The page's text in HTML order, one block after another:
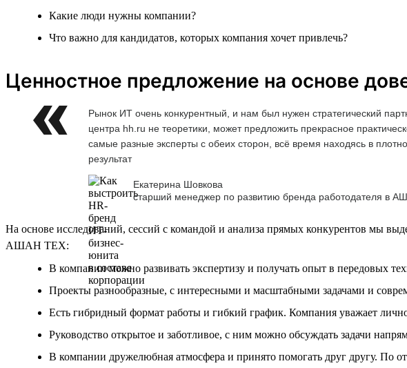
Какие люди нужны компании?
Что важно для кандидатов, которых компания хочет привлечь?
Ценностное предложение на основе
Рынок ИТ очень конкурентный, и нам был нужен стратегический
центра hh.ru не теоретики, может предложить прекрасное
самые разные эксперты с обеих сторон, всё время находясь в
результат
Екатерина Шовкова
старший менеджер по развитию бренда работодателя в
На основе исследований, сессий с командой и анализа прямых конкурентов мы
АШАН ТЕХ:
В компании можно развивать экспертизу и получать опыт в передовых
Проекты разнообразные, с интересными и масштабными задачами и
Есть гибридный формат работы и гибкий график. Компания уважает
Руководство открытое и заботливое, с ним можно обсуждать задачи
В компании дружелюбная атмосфера и принято помогать друг другу. По